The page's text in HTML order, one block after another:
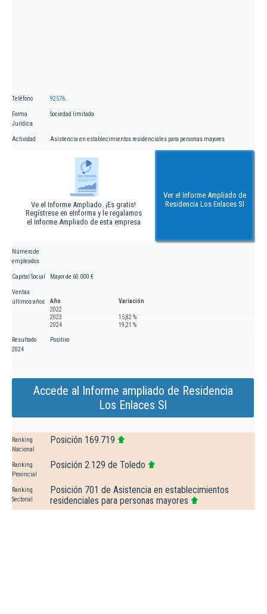
Teléfono 92576...
Forma
Jurídica
Sociedad limitada
Actividad Asistencia en establecimientos residenciales para personas mayores
Ve el Informe Ampliado. ¡Es gratis!
Regístrese en eInforma y le regalamos
el Informe Ampliado de esta empresa
Ver el Informe Ampliado de
Residencia Los Enlaces Sl
Número de
empleados
Capital Social Mayor de 60.000 €
Ventas
últimos años
Año
Variación
2022
2023
15,82 %
2024
19,21 %
Resultado
2024
Positivo
Accede al Informe ampliado de Residencia
Los Enlaces Sl
Ranking
Nacional
Posición 169.719
Ranking
Provincial
Posición 2.129 de Toledo
Ranking
Sectorial
Posición 701 de Asistencia en establecimientos
residenciales para personas mayores